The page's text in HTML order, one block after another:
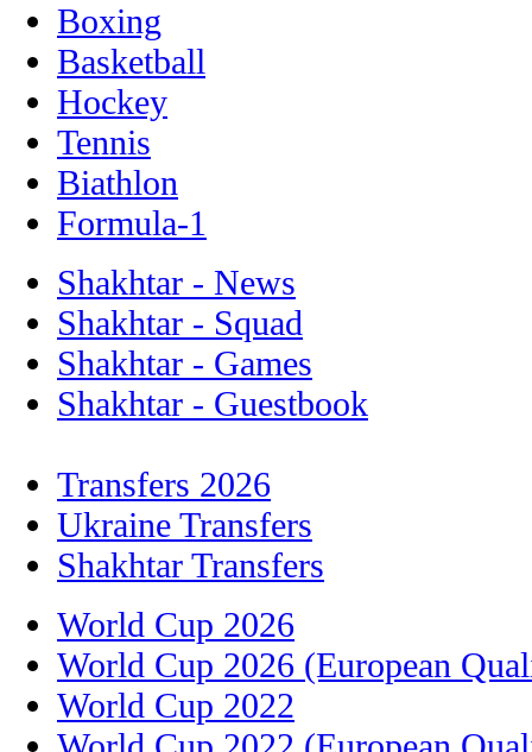
Boxing
Basketball
Hockey
Tennis
Biathlon
Formula-1
Shakhtar - News
Shakhtar - Squad
Shakhtar - Games
Shakhtar - Guestbook
Transfers 2026
Ukraine Transfers
Shakhtar Transfers
World Cup 2026
World Cup 2026 (European
World Cup 2022